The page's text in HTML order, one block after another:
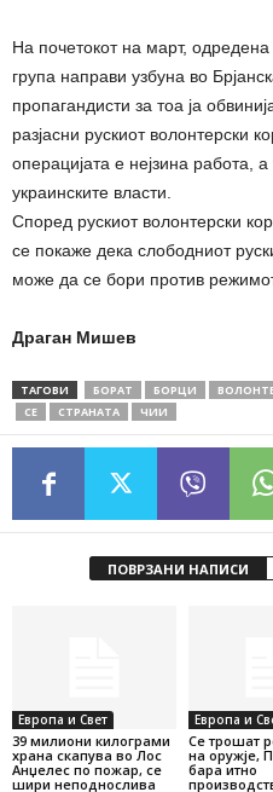
На почетокот на март, одредена
група направи узбуна во
пропагандисти за тоа ја
разјасни рускиот волонтерски
операцијата е нејзина работа,
украинските власти.
Според рускиот волонтерски
се покаже дека слободниот
може да се бори против
Драган Мишев
ТАГОВИ БОРАТ БОРЦИ
СЕ
СТРАНАТА ЧИИ
ПОВРЗАНИ НАПИСИ
Европа и Свет
39 милиони килограми
храна скапува во Лос
Анџелес по пожар, се
шири неподнослива
Европа и
Се трошат
на оружје,
бара итно